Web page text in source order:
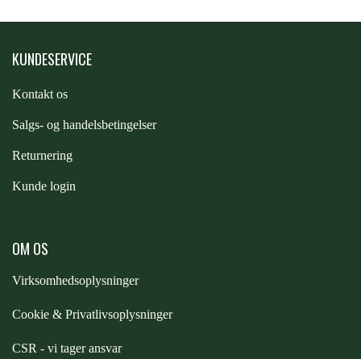
STAR TACK
TIMER GPS
WALDHAUSEN
KUNDESERVICE
Kontakt os
Salgs- og handelsbetingelser
Returnering
Kunde login
OM OS
Virksomhedsoplysninger
Cookie & Privatlivsoplysninger
CSR - vi tager ansvar